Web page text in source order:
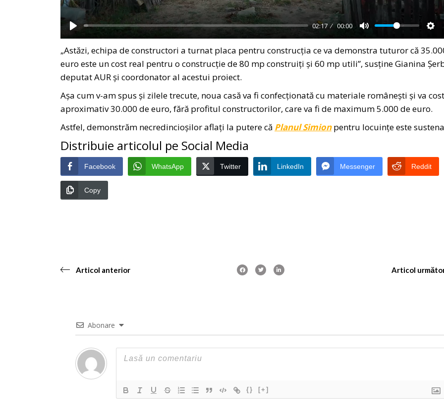
Play
02:17 00:00
Mute
„Astăzi, echipa de constructori a turnat placa pentru construcția ce va demonstra tuturor că
euro este un cost real pentru o construcție de 80 mp construiți și 60 mp utili”, susține Gianina
deputat AUR și coordonator al acestui proiect.
Așa cum v-am spus și zilele trecute, noua casă va fi confecționată cu materiale românești și va
aproximativ 30.000 de euro, fără profitul constructorilor, care va fi de maximum 5.000 de euro.
Astfel, demonstrăm necredincioșilor aflați la putere că Planul Simionpentru locuințe este
Distribuie articolul pe Social Media
Facebook WhatsApp Twitter LinkedIn Messenger Reddit
Copy
Articol anterior Articol
Abonare
{} [+]